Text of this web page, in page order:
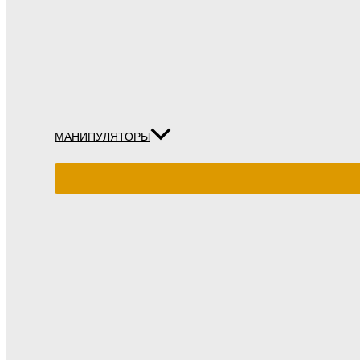
МАНИПУЛЯТОРЫ